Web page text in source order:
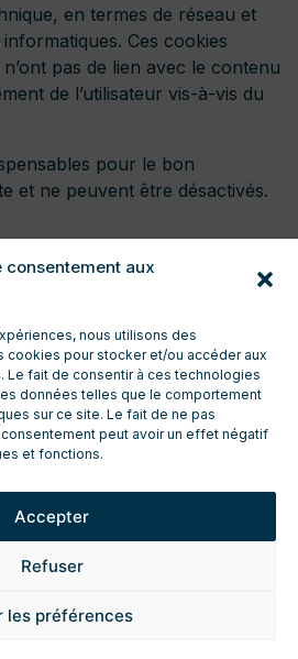
consentement aux
nous utilisons des
pour stocker et/ou accéder aux
Le fait de consentir à ces technologies
données telles que le comportement
sur ce site. Le fait de ne pas
peut avoir un effet négatif
et fonctions.
Accepter
Refuser
les préférences
en termes de réseau et
Ces cookies
pas de lien avec le contenu
de l’utilisateur vis-à-vis du
pour le bon
et ne peuvent être désactivés.
CONTACT
ET TECHNIQUE
ESPACE PRO
DE DEVIS
LÉGALES